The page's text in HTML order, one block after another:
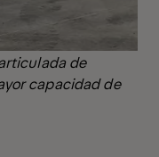
de
capacidad de